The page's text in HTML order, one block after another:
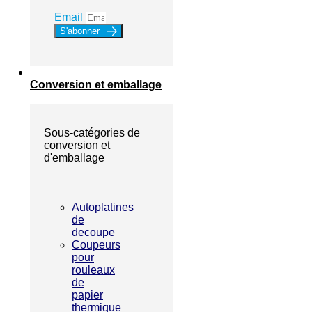
Email
S'abonner
Conversion et emballage
Sous-catégories de
conversion et
d'emballage
Autoplatines
de
decoupe
Coupeurs
pour
rouleaux
de
papier
thermique